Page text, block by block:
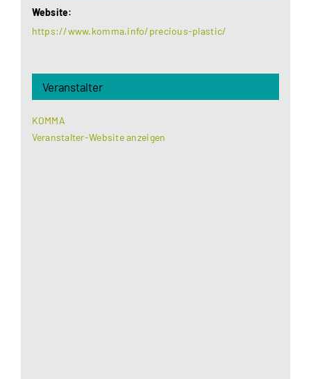
Website:
https://www.komma.info/precious-plastic/
Veranstalter
KOMMA
Veranstalter-Website anzeigen